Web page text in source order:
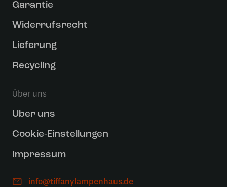
Garantie
Widerrufsrecht
Lieferung
Recycling
Über uns
Uber uns
Cookie-Einstellungen
Impressum
info@tiffanylampenhaus.de